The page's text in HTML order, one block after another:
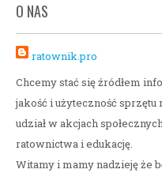
O NAS
ratownik.pro
Chcemy stać się źródłem
jakość i użyteczność
udział w akcjach
ratownictwa i edukację.
Witamy i mamy nadzieję że